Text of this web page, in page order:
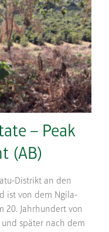
– Peak
(AB)
Distrikt an den
ist von dem Ngila-
20. Jahrhundert von
später nach dem